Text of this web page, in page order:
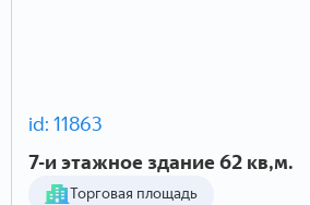
id: 11863
7-и этажное здание 62 кв,м.
Торговая площадь